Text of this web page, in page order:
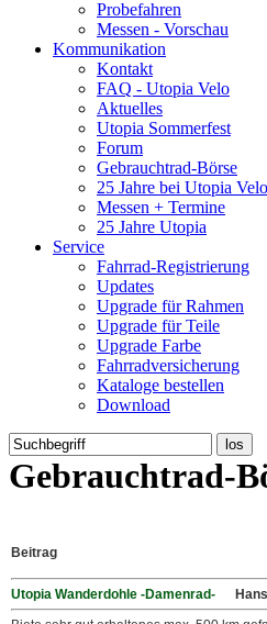
Probefahren
Messen - Vorschau
Kommunikation
Kontakt
FAQ - Utopia Velo
Aktuelles
Utopia Sommerfest
Forum
Gebrauchtrad-Börse
25 Jahre bei Utopia Velo
Messen + Termine
25 Jahre Utopia
Service
Fahrrad-Registrierung
Updates
Upgrade für Rahmen
Upgrade für Teile
Upgrade Farbe
Fahrradversicherung
Kataloge bestellen
Download
Gebrauchtrad-
Beitrag
Utopia Wanderdohle -Damenrad-